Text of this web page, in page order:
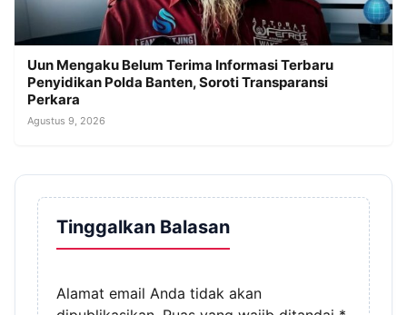
Uun Mengaku Belum Terima Informasi Terbaru
Penyidikan Polda Banten, Soroti Transparansi
Perkara
Agustus 9, 2026
Tinggalkan Balasan
Alamat email Anda tidak akan